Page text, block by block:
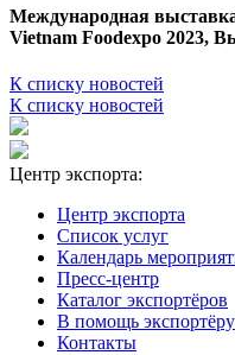
Международная
Vietnam Foodexpo 2023,
К списку новостей
К списку новостей
Центр экспорта:
Центр экспорта
Список услуг
Календарь
Пресс-центр
Каталог экспортёров
В помощь экспортёру
Контакты